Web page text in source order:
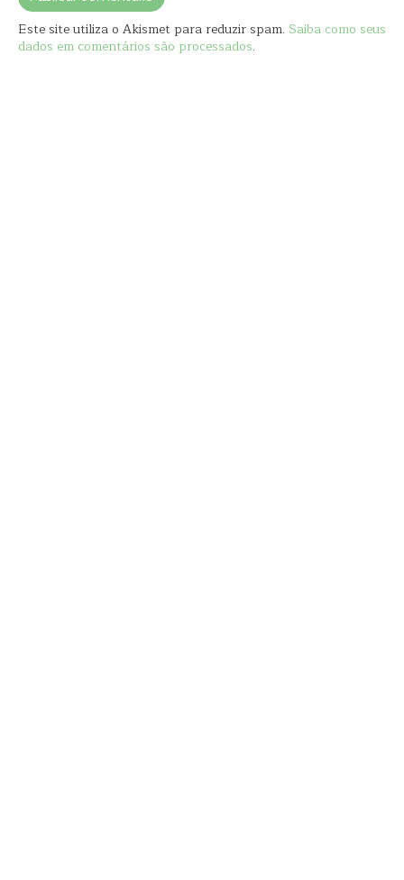
Este site utiliza o Akismet para reduzir spam. Saiba como seus
dados em comentários são processados.